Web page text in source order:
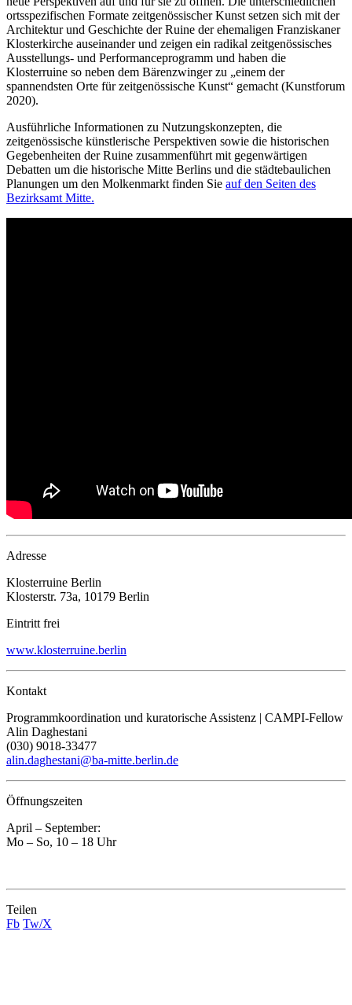
ortsspezifischen Formate zeitgenössischer Kunst setzen sich mit der
Architektur und Geschichte der Ruine der ehemaligen Franziskaner
Klosterkirche auseinander und zeigen ein radikal zeitgenössisches
Ausstellungs- und Performanceprogramm und haben die
Klosterruine so neben dem Bärenzwinger zu „einem der
spannendsten Orte für zeitgenössische Kunst“ gemacht (Kunstforum
2020).
Ausführliche Informationen zu Nutzungskonzepten, die
zeitgenössische künstlerische Perspektiven sowie die historischen
Gegebenheiten der Ruine zusammenführt mit gegenwärtigen
Debatten um die historische Mitte Berlins und die städtebaulichen
Planungen um den Molkenmarkt finden Sie auf den Seiten des
Bezirksamt Mitte.
Adresse
Klosterruine Berlin
Klosterstr. 73a, 10179 Berlin
Eintritt frei
www.klosterruine.berlin
Kontakt
Programmkoordination und kuratorische Assistenz | CAMPI-Fellow
Alin Daghestani
(030) 9018-33477
alin.daghestani@ba-mitte.berlin.de
Öffnungszeiten
April – September:
Mo – So, 10 – 18 Uhr
Teilen
Fb Tw/X